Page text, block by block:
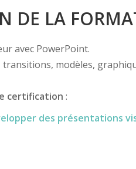
DE LA
avec PowerPoint.
modèles,
certification :
des présentations